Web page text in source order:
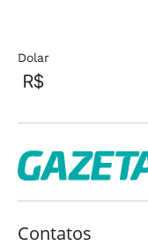
Dolar
R$
Contatos